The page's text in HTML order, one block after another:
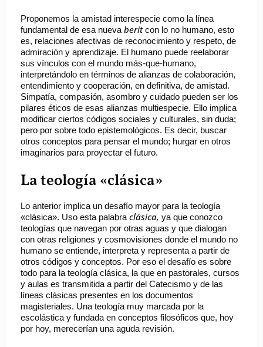
Proponemos la amistad interespecie como la línea
fundamental de esa nueva beritcon lo no humano, esto
es, relaciones afectivas de reconocimiento y respeto, de
admiración y aprendizaje. El humano puede reelaborar
sus vínculos con el mundo más-que-humano,
interpretándolo en términos de alianzas de colaboración,
entendimiento y cooperación, en definitiva, de amistad.
Simpatía, compasión, asombro y cuidado pueden ser los
pilares éticos de esas alianzas multiespecie. Ello implica
modificar ciertos códigos sociales y culturales, sin duda;
pero por sobre todo epistemológicos. Es decir, buscar
otros conceptos para pensar el mundo; hurgar en otros
imaginarios para proyectar el futuro.
La teología «clásica»
Lo anterior implica un desafío mayor para la teología
«clásica». Uso esta palabra clásica, ya que conozco
teologías que navegan por otras aguas y que dialogan
con otras religiones y cosmovisiones donde el mundo no
humano se entiende, interpreta y representa a partir de
otros códigos y conceptos. Por eso el desafío es sobre
todo para la teología clásica, la que en pastorales, cursos
y aulas es transmitida a partir del Catecismo y de las
líneas clásicas presentes en los documentos
magisteriales. Una teología muy marcada por la
escolástica y fundada en conceptos filosóficos que, hoy
por hoy, merecerían una aguda revisión.